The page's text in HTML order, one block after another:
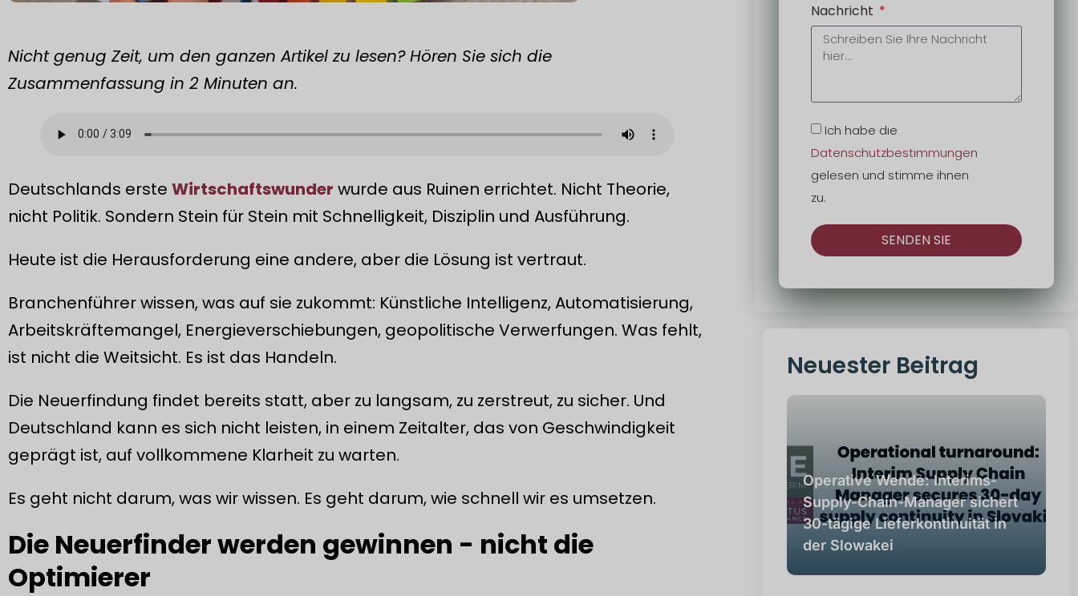
Nicht genug Zeit, um den ganzen Artikel zu lesen? Hören Sie sich die
Zusammenfassung in 2 Minuten an.
Deutschlands erste Wirtschaftswunder wurde aus Ruinen errichtet. Nicht Theorie,
nicht Politik. Sondern Stein für Stein mit Schnelligkeit, Disziplin und Ausführung.
Heute ist die Herausforderung eine andere, aber die Lösung ist vertraut.
Branchenführer wissen, was auf sie zukommt: Künstliche Intelligenz, Automatisierung,
Arbeitskräftemangel, Energieverschiebungen, geopolitische Verwerfungen. Was fehlt,
ist nicht die Weitsicht. Es ist das Handeln.
Die Neuerfindung findet bereits statt, aber zu langsam, zu zerstreut, zu sicher. Und
Deutschland kann es sich nicht leisten, in einem Zeitalter, das von Geschwindigkeit
geprägt ist, auf vollkommene Klarheit zu warten.
Es geht nicht darum, was wir wissen. Es geht darum, wie schnell wir es umsetzen.
Die Neuerfinder werden gewinnen - nicht die
Optimierer
Nachricht
Ich habe die
Datenschutzbestimmungen
gelesen und stimme ihnen
zu.
SENDEN SIE
Neuester Beitrag
Operative Wende: Interims-
Supply-Chain-Manager sichert
30-tägige Lieferkontinuität in
der Slowakei